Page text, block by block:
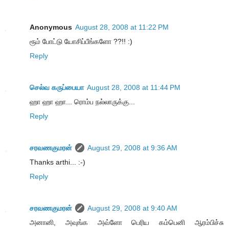
Anonymous August 28, 2008 at 11:22 PM
ரூம் போட்டு யோசிப்பீங்களோ ??!! :)
Reply
செல்வ கருப்பையா August 28, 2008 at 11:44 PM
ஹா ஹா ஹா... ரொம்ப நல்லாருக்கு...
Reply
சரவணகுமரன்
August 29, 2008 at 9:36 AM
Thanks arthi... :-)
Reply
சரவணகுமரன்
August 29, 2008 at 9:40 AM
அனானி, அவுங்க அவ்ளோ பெரிய கம்பெனி ஆரம்பிச்சு